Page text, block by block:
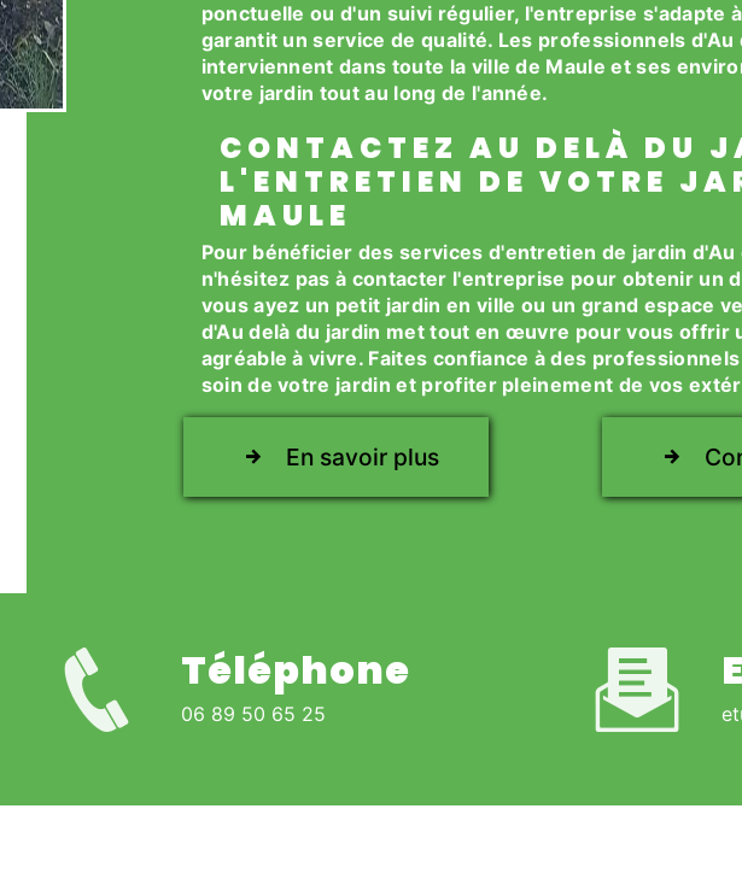
ponctuelle ou d'un suivi régulier, l'entreprise s'adapte
garantit un service de qualité. Les professionnels d'Au
interviennent dans toute la ville de Maule et ses
votre jardin tout au long de l'année.
CONTACTEZ AU DELÀ DU
L'ENTRETIEN DE VOTRE
MAULE
Pour bénéficier des services d'entretien de jardin d'Au
n'hésitez pas à contacter l'entreprise pour obtenir un
vous ayez un petit jardin en ville ou un grand espace
d'Au delà du jardin met tout en œuvre pour vous offrir
agréable à vivre. Faites confiance à des
soin de votre jardin et profiter pleinement de vos
En savoir plus
Téléphone
06 89 50 65 25